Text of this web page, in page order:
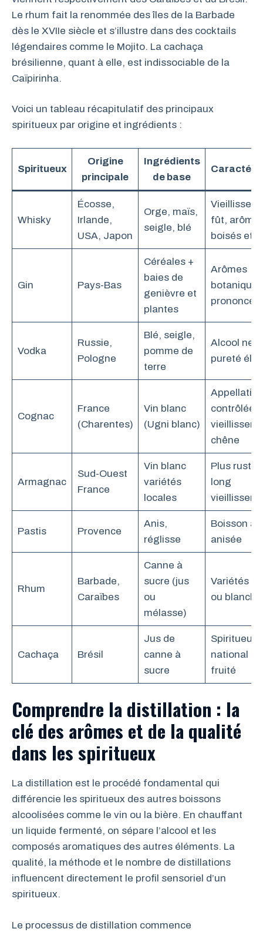
Le rhum fait la renommée des îles de la Barbade
dès le XVIIe siècle et s’illustre dans des cocktails
légendaires comme le Mojito. La cachaça
brésilienne, quant à elle, est indissociable de la
Caïpirinha.
Voici un tableau récapitulatif des principaux
spiritueux par origine et ingrédients :
Spiritueux
Origine
principale
Ingrédients
de base
Whisky
Écosse,
Irlande,
USA, Japon
Orge, maïs,
seigle, blé
fût,
boisés et
Gin Pays-Bas
Céréales +
baies de
genièvre et
plantes
Arômes
botaniques
prononcés
Vodka
Russie,
Pologne
Blé, seigle,
pomme de
terre
Alcool
pureté
Cognac
France
(Charentes)
Vin blanc
(Ugni blanc)
Appellation
contrôlée,
chêne
Armagnac
Sud-Ouest
France
Vin blanc
variétés
locales
Plus
long
Pastis Provence
Anis,
réglisse
Boisson
anisée
Rhum
Barbade,
Caraïbes
Canne à
sucre (jus
ou
mélasse)
Variétés
ou
Cachaça Brésil
Jus de
canne à
sucre
Spiritueux
national
fruité
Comprendre la distillation : la
clé des arômes et de la qualité
dans les spiritueux
La distillation est le procédé fondamental qui
différencie les spiritueux des autres boissons
alcoolisées comme le vin ou la bière. En chauffant
un liquide fermenté, on sépare l’alcool et les
composés aromatiques des autres éléments. La
qualité, la méthode et le nombre de distillations
influencent directement le profil sensoriel d’un
spiritueux.
Le processus de distillation commence